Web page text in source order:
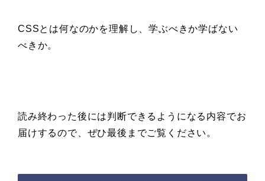
CSSとは何なのかを理解し、学ぶべきか学ばない
べきか。
読み終わった後には判断できるようになる内容でお
届けするので、ぜひ最後までご覧ください。